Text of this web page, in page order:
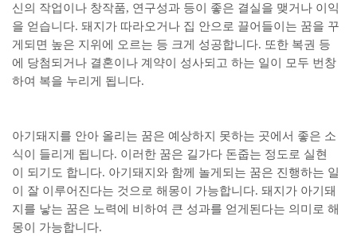
신의 작업이나 창작품, 연구성과 등이 좋은 결실을 맺거나 이익
을 얻습니다. 돼지가 따라오거나 집 안으로 끌어들이는 꿈을 꾸
게되면 높은 지위에 오르는 등 크게 성공합니다. 또한 복권 등
에 당첨되거나 결혼이나 계약이 성사되고 하는 일이 모두 번창
하여 복을 누리게 됩니다.
아기돼지를 안아 올리는 꿈은 예상하지 못하는 곳에서 좋은 소
식이 들리게 됩니다. 이러한 꿈은 길가다 돈줍는 정도로 실현
이 되기도 합니다. 아기돼지와 함께 놀게되는 꿈은 진행하는 일
이 잘 이루어진다는 것으로 해몽이 가능합니다. 돼지가 아기돼
지를 낳는 꿈은 노력에 비하여 큰 성과를 얻게된다는 의미로 해
몽이 가능합니다.